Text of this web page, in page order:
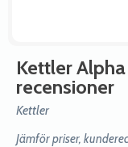
Kettler
recensioner
Kettler
Jämför priser,